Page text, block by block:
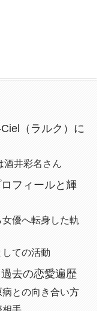
（ラルク）に
酒井彩名さん
フィールと輝
優へ転身した軌
ての活動
去の恋愛遍歴
との向き合い方